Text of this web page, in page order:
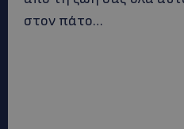
στον πάτο…